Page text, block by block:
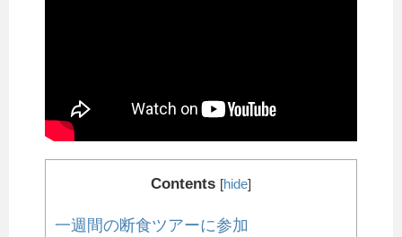
Contents [hide]
一週間の断食ツアーに参加